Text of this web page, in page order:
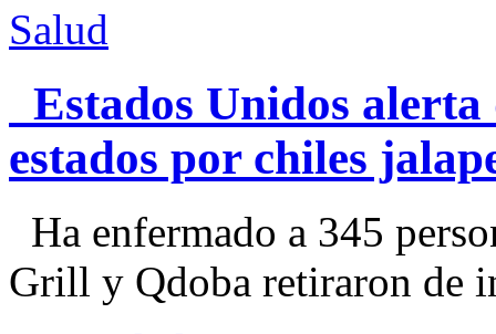
Salud
Estados Unidos alerta
estados por chiles
Ha enfermado a 345
Grill y Qdoba retiraron de